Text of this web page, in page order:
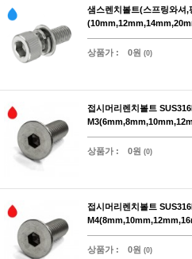
샘스렌치볼트(스프링와셔,
상품가 : 0원 (0)
접시머리렌치볼트
상품가 : 0원 (0)
접시머리렌치볼트
상품가 : 0원 (0)